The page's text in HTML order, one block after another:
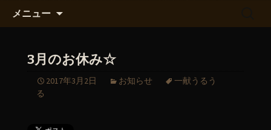
メニュー
3月のお休み☆
2017年3月2日 お知らせ
一献うるう
る